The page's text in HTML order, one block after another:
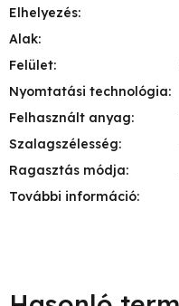
Elhelyezés:
Alak:
Felület:
Nyomtatási technológia:
Felhasznált anyag:
Szalagszélesség:
Ragasztás módja:
További információ: